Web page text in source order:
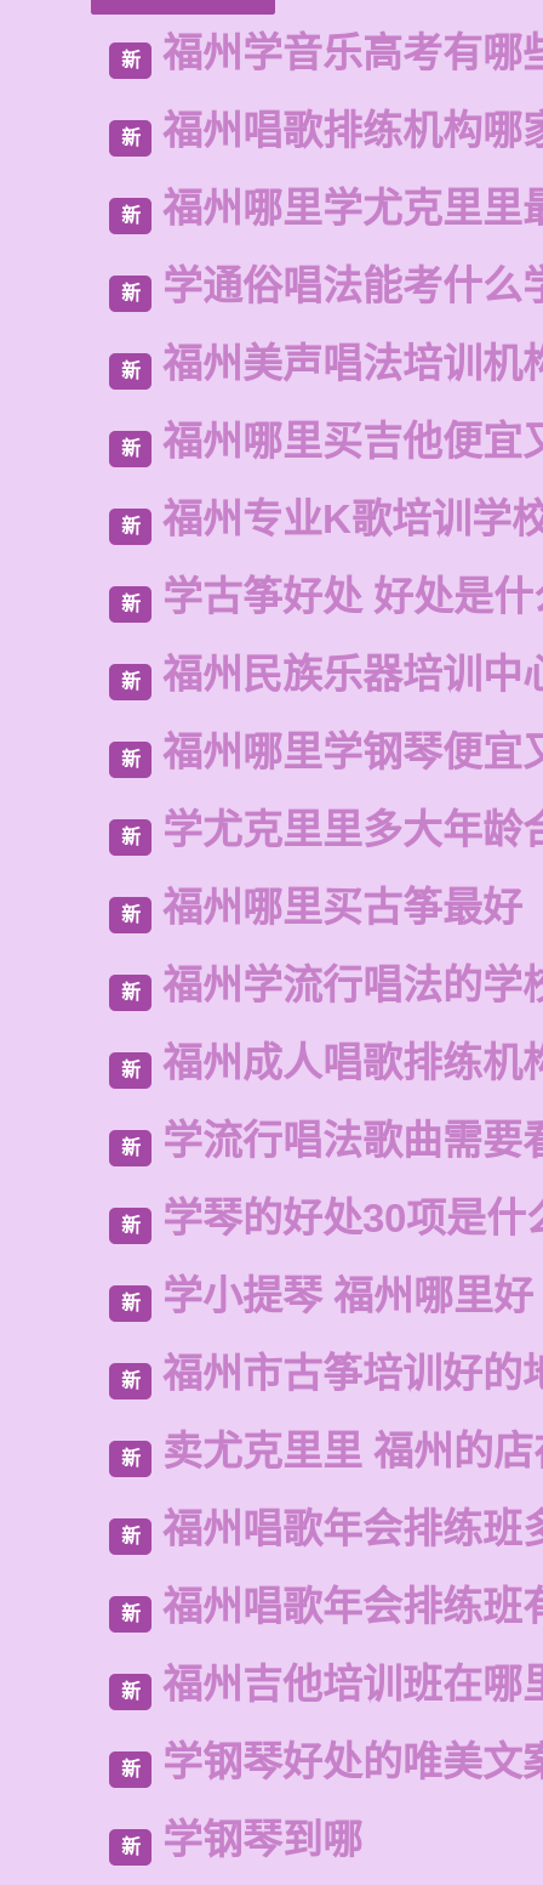
新 福州学音乐高考有哪
新 福州唱歌排练机构哪
新 福州哪里学尤克里里
新 学通俗唱法能考什么
新 福州美声唱法培训机
新 福州哪里买吉他便宜
新 福州专业K歌培训学
新 学古筝好处 好处是什
新 福州民族乐器培训中
新 福州哪里学钢琴便宜
新 学尤克里里多大年龄
新 福州哪里买古筝最好
新 福州学流行唱法的学
新 福州成人唱歌排练机
新 学流行唱法歌曲需要
新 学琴的好处30项是什
新 学小提琴 福州哪里好
新 福州市古筝培训好的
新 卖尤克里里 福州的
新 福州唱歌年会排练班
新 福州唱歌年会排练班
新 福州吉他培训班在哪
新 学钢琴好处的唯美文
新 学钢琴到哪